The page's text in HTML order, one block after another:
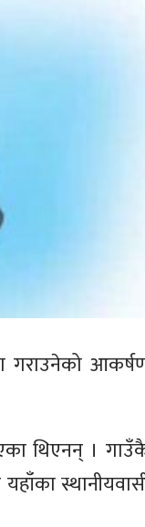
गराउनेको
थिएनन् ।